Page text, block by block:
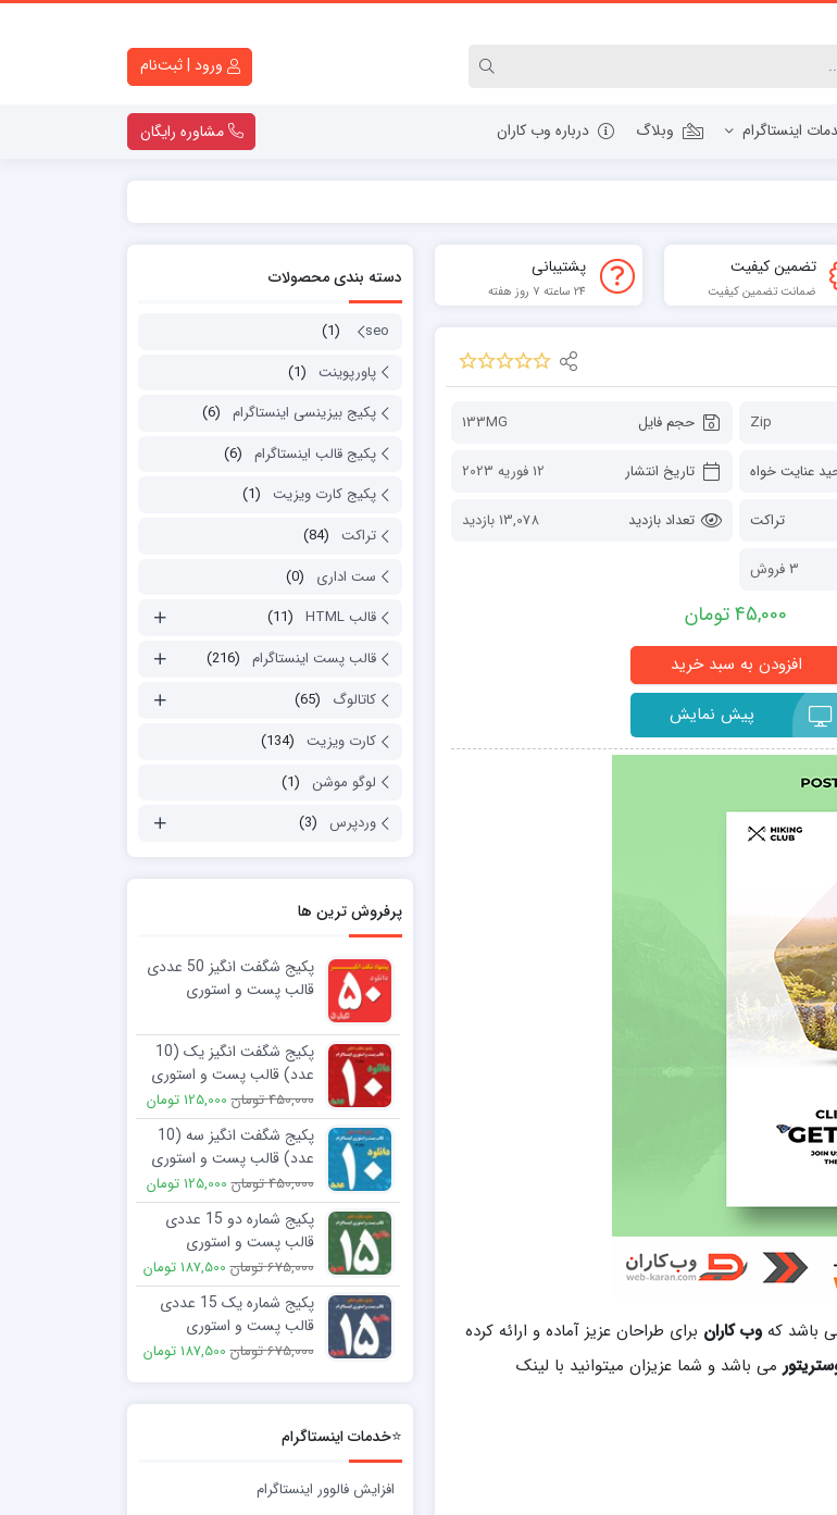
ورود | ثبت‌نام
مرورگر وب
ابزار گرافیک و عکس
مدیریت دانلودها
برنامه نویسی
ابزار PDF
کارت ویزیت لایه باز
تراکت لایه باز
کاتالوگ لایه باز
قالب اینستاگرام
پاورپوینت
لوگو موشن
اینستاگرام وبلاگ درباره وب کاران مشاوره رایگان
تضمین کیفیت
ضمانت تضمین کیفیت
پشتیبانی
24 ساعته 7 روز هفته
Zip حجم فایل 133MG
عنایت خواه تاریخ انتشار 12 فوریه 2023
تراکت تعداد بازدید 13,078 بازدید
3 فروش
45,000 تومان
پیش نمایش
باشد که وب کاران برای طراحان عزیز آماده و ارائه کرده
می باشد و شما عزیزان میتوانید با لینک
دسته بندی محصولات
seo
(1)
پاورپوینت
(1)
پکیج بیزینسی اینستاگرام (6)
پکیج قالب اینستاگرام (6)
پکیج کارت ویزیت
(1)
تراکت
(84)
ست اداری
(0)
قالب HTML
(11)
قالب پست اینستاگرام (216)
کاتالوگ
(65)
کارت ویزیت
(134)
لوگو موشن
(1)
وردپرس
(3)
پرفروش ترین ها
پکیج شگفت انگیز 50 عددی
قالب پست و استوری
2,250,000 تومان 299,000 تومان
پکیج شگفت انگیز یک (10
عدد) قالب پست و استوری
اینستاگرام
450,000 تومان 125,000 تومان
پکیج شگفت انگیز سه (10
عدد) قالب پست و استوری
اینستاگرام
450,000 تومان 125,000 تومان
پکیج شماره دو 15 عددی
قالب پست و استوری
اینستاگرام
675,000 تومان 187,500 تومان
پکیج شماره یک 15 عددی
قالب پست و استوری
اینستاگرام
675,000 تومان 187,500 تومان
⭐خدمات اینستاگرام
افزایش فالوور اینستاگرام